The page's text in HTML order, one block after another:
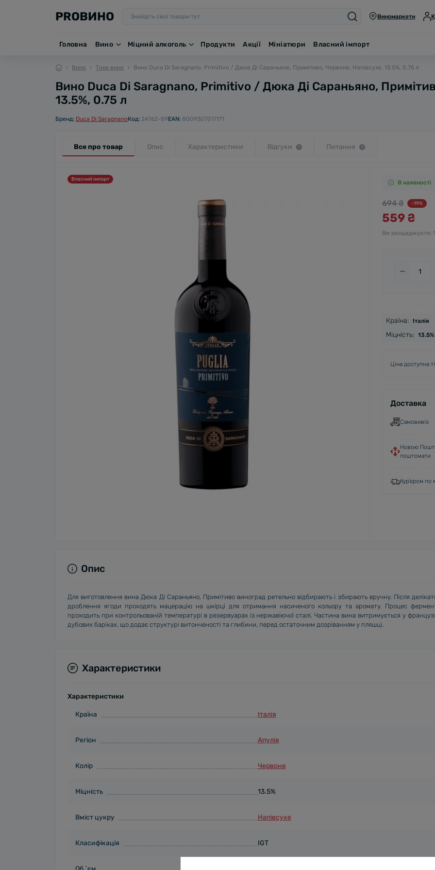
PROВИНО Виномаркети
Головна Вино Міцний алкоголь Продукти Акції Мініатюри Власний імпорт
Вино Тихе вино Вино Duca Di Saragnano, Primitivo / Дюка Ді Сараньяно, Примітиво, Червоне, Напівсухе, 13.5%, 0.75 л
Вино Duca Di Saragnano, Primitivo / Дюка Ді Сараньяно,
13.5%, 0.75 л
Бренд: Duca Di SaragnanoКод: 24762-89EAN: 8009307017171
Все про товар Опис Характеристики Відгуки 0 Питання 0
Власний імпорт В наявності
694 ₴ -19%
559 ₴
Ви заощаджуєте:
Країна: Італія
Міцність: 13.5%
Ціна доступна
Доставка
Самовивіз
Новою
поштомати
Курʼєром по
Опис
Для виготовлення вина Дюка Ді Сараньяно, Примітиво виноград ретельно відбирають і збирають вручну. Після
дроблення ягоди проходять мацерацію на шкірці для отримання насиченого кольору та аромату. Процес
проходить при контрольованій температурі в резервуарах із нержавіючої сталі. Частина вина витримується у
дубових баріках, що додає структурі витонченості та глибини, перед остаточним дозріванням у пляшці.
Характеристики
Характеристики
Країна Італія
Регіон Апулія
Колір Червоне
Міцність 13.5%
Вміст цукру Напівсухе
Класифікація IGT